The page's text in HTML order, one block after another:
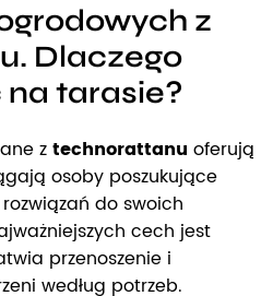
z
Dlaczego
tarasie?
ztechnorattanu oferują
osoby poszukujące
do swoich
cech jest
przenoszenie i
według potrzeb.